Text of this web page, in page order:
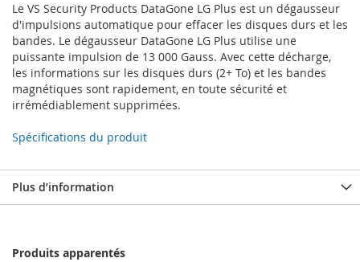
Le VS Security Products DataGone LG Plus est un dégausseur
d'impulsions automatique pour effacer les disques durs et les
bandes. Le dégausseur DataGone LG Plus utilise une
puissante impulsion de 13 000 Gauss. Avec cette décharge,
les informations sur les disques durs (2+ To) et les bandes
magnétiques sont rapidement, en toute sécurité et
irrémédiablement supprimées.
Spécifications du produit
Plus d’information
Produits apparentés